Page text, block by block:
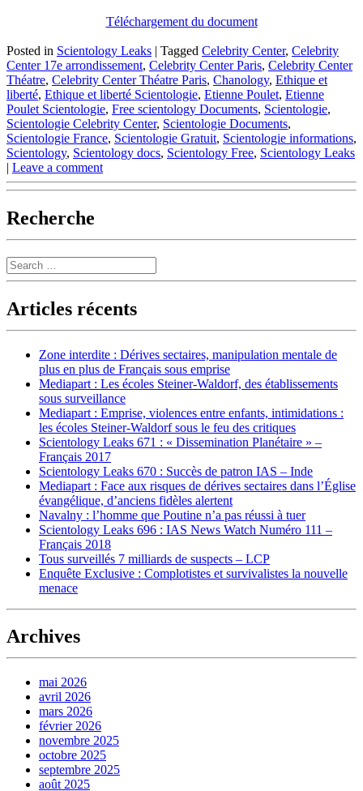
Téléchargement du document
Posted in Scientology Leaks | Tagged Celebrity Center, Celebrity
Center 17e arrondissement, Celebrity Center Paris, Celebrity Center
Théatre, Celebrity Center Théatre Paris, Chanology, Ethique et
liberté, Ethique et liberté Scientologie, Etienne Poulet, Etienne
Poulet Scientologie, Free scientology Documents, Scientologie,
Scientologie Celebrity Center, Scientologie Documents,
Scientologie France, Scientologie Gratuit, Scientologie informations,
Scientology, Scientology docs, Scientology Free, Scientology Leaks
| Leave a comment
Recherche
Search
Articles récents
Zone interdite : Dérives sectaires, manipulation mentale de
plus en plus de Français sous emprise
Mediapart : Les écoles Steiner-Waldorf, des établissements
sous surveillance
Mediapart : Emprise, violences entre enfants, intimidations :
les écoles Steiner-Waldorf sous le feu des critiques
Scientology Leaks 671 : « Dissemination Planétaire » –
Français 2017
Scientology Leaks 670 : Succès de patron IAS – Inde
Mediapart : Face aux risques de dérives sectaires dans l’Église
évangélique, d’anciens fidèles alertent
Navalny : l’homme que Poutine n’a pas réussi à tuer
Scientology Leaks 696 : IAS News Watch Numéro 111 –
Français 2018
Tous surveillés 7 milliards de suspects – LCP
Enquête Exclusive : Complotistes et survivalistes la nouvelle
menace
Archives
mai 2026
avril 2026
mars 2026
février 2026
novembre 2025
octobre 2025
septembre 2025
août 2025